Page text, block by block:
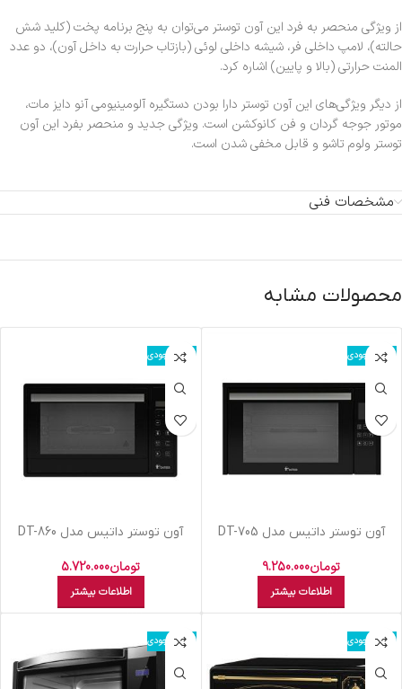
از ویژگی منحصر به فرد این آون توستر می‌توان به پنج برنامه پخت (کلید شش
حالته)، لامپ داخلی فر، شیشه داخلی لوئی (بازتاب حرارت به داخل آون)، دو عدد
المنت حرارتی (بالا و پایین) اشاره کرد.
از دیگر ویژگی‌های این آون توستر دارا بودن دستگیره آلومینیومی آنو دایز مات،
موتور جوجه گردان و فن کانوکشن است. ویژگی جدید و منحصر بفرد این آون
توستر ولوم تاشو و قابل مخفی شدن است.
مشخصات فنی
محصولات مشابه
اتمام موجودی
آون توستر داتیس مدل DT-705
تومان9.250.000
اطلاعات بیشتر
اتمام موجودی
آون توستر داتیس مدل DT-860
تومان5.720.000
اطلاعات بیشتر
اتمام موجودی اتمام موجودی